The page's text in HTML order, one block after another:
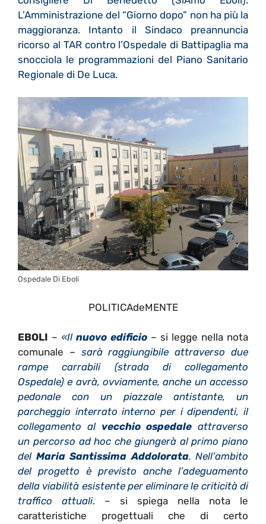
L’Amministrazione del “Giorno dopo” non ha più la
maggioranza. Intanto il Sindaco preannuncia
ricorso al TAR contro l’Ospedale di Battipaglia ma
snocciola le programmazioni del Piano Sanitario
Regionale di De Luca.
Ospedale Di Eboli
POLITICAdeMENTE
EBOLI – «Il nuovo edificio – si legge nella nota
comunale – sarà raggiungibile attraverso due
rampe carrabili (strada di collegamento
Ospedale) e avrà, ovviamente, anche un accesso
pedonale con un piazzale antistante, un
parcheggio interrato interno per i dipendenti, il
collegamento al vecchio ospedale attraverso
un percorso ad hoc che giungerà al primo piano
del Maria Santissima Addolorata. Nell’ambito
del progetto è previsto anche l’adeguamento
della viabilità esistente per eliminare le criticità di
traffico attuali. – si spiega nella nota le
caratteristiche progettuali che di certo